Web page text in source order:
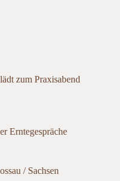
zum Praxisabend
Erntegespräche
/ Sachsen